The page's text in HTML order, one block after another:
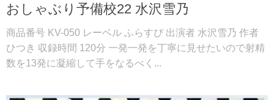
おしゃぶり予備校22 水沢雪乃
商品番号 KV-050 レーベル ふらすぴ 出演者 水沢雪乃 作者
ひつき 収録時間 120分 一発一発を丁寧に見せたいので射精
数を13発に凝縮して手をなるべく...